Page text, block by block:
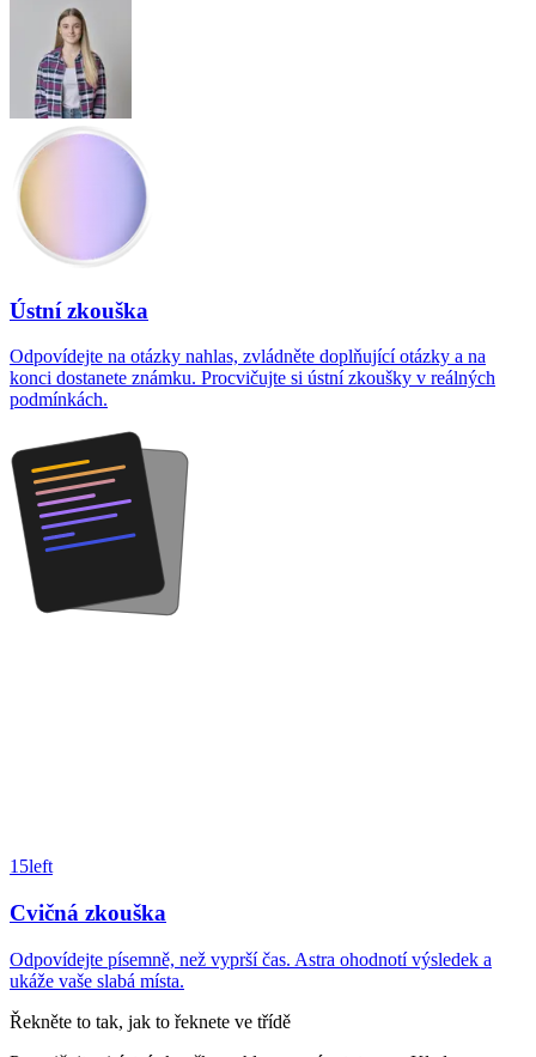
Ústní zkouška
Odpovídejte na otázky nahlas, zvládněte doplňující otázky a na
konci dostanete známku. Procvičujte si ústní zkoušky v reálných
podmínkách.
15left
Cvičná zkouška
Odpovídejte písemně, než vyprší čas. Astra ohodnotí výsledek a
ukáže vaše slabá místa.
Řekněte to tak, jak to řeknete ve třídě